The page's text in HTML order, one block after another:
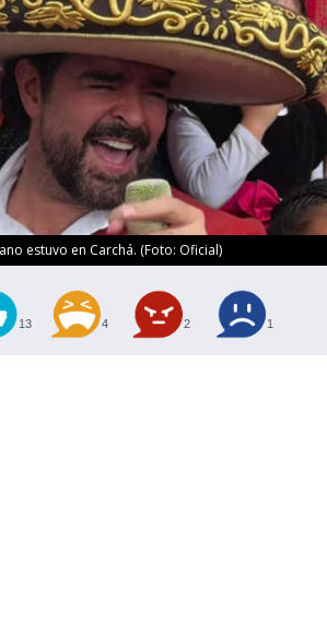
estuvo en Carchá. (Foto: Oficial)
13 4 2 1